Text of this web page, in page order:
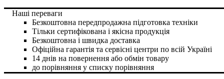
Наші переваги
Безкоштовна передпродажна підготовка техніки
Тільки сертифікована і якісна продукція
Безкоштовна і швидка доставка
Офіційна гарантія та сервісні центри по всій Україні
14 днів на повернення або обмін товару
до порівняння у списку порівняння